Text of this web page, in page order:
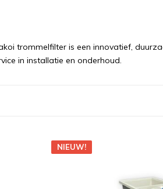
trommelfilter is een innovatief,
in installatie en onderhoud.
NIEUW!